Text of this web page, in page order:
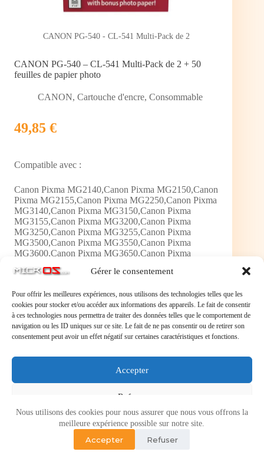
Gérer le consentement
Pour offrir les meilleures expériences, nous utilisons des technologies telles que les
cookies pour stocker et/ou accéder aux informations des appareils. Le fait de consentir
à ces technologies nous permettra de traiter des données telles que le comportement de
navigation ou les ID uniques sur ce site. Le fait de ne pas consentir ou de retirer son
consentement peut avoir un effet négatif sur certaines caractéristiques et fonctions.
Accepter
Refuser
Voir les préférences
Politique de cookiesPolitique de confidentialité
Nous utilisons des cookies pour nous assurer que nous vous offrons la
meilleure expérience possible sur notre site.
Accepter Refuser
CANON PG-540 - CL-541 Multi-Pack de 2
CANON PG-540 – CL-541 Multi-Pack de 2 + 50
feuilles de papier photo
CANON, Cartouche d'encre, Consommable
49,85 €
Compatible avec :
Canon Pixma MG2140,Canon Pixma MG2150,Canon
Pixma MG2155,Canon Pixma MG2250,Canon Pixma
MG3140,Canon Pixma MG3150,Canon Pixma
MG3155,Canon Pixma MG3200,Canon Pixma
MG3250,Canon Pixma MG3255,Canon Pixma
MG3500,Canon Pixma MG3550,Canon Pixma
MG3600,Canon Pixma MG3650,Canon Pixma
MG4200,Canon Pixma MG4250,Canon Pixma
MX395,Canon Pixma MX430,Canon Pixma
MX435,Canon Pixma MX455,Canon Pixma
MX470,Canon Pixma MX475,Canon Pixma
MX515,Canon Pixma MX525,Canon Pixma
MX535,Canon Pixma TS3650 ROT,Canon Pixma
Pixma TS3650S ROT,Canon Pixma TS3650S
WH,Canon Pixma TS5150,Canon Pixma TS5151